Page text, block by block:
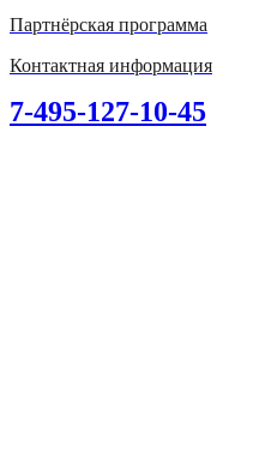
Партнёрская программа
Контактная информация
7-495-127-10-45